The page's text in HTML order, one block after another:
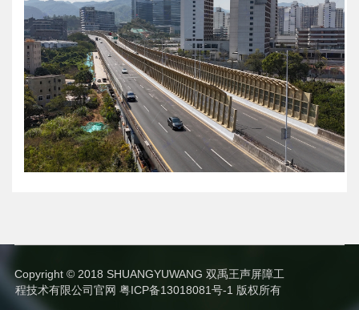
Copyright © 2018 SHUANGYUWANG 双禹王声屏障工
程技术有限公司官网 粤ICP备13018081号-1 版权所有